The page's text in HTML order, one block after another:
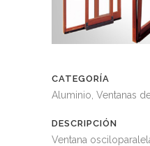
CATEGORÍA
Aluminio, Ventanas
DESCRIPCIÓN
Ventana